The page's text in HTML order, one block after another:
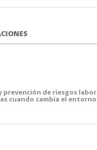
de riesgos
cuando cambia el entorno